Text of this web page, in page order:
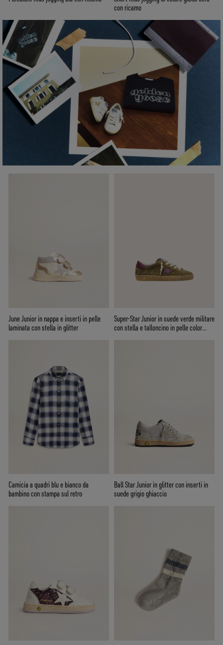
con ricamo
June Junior in nappa e inserti in pelle
laminata con stella in glitter
Super-Star Junior in suede verde militare
con stella e talloncino in pelle color
Camicia a quadri blu e bianco da
bambino con stampa sul retro
Ball Star Junior in glitter con inserti in
suede grigio ghiaccio